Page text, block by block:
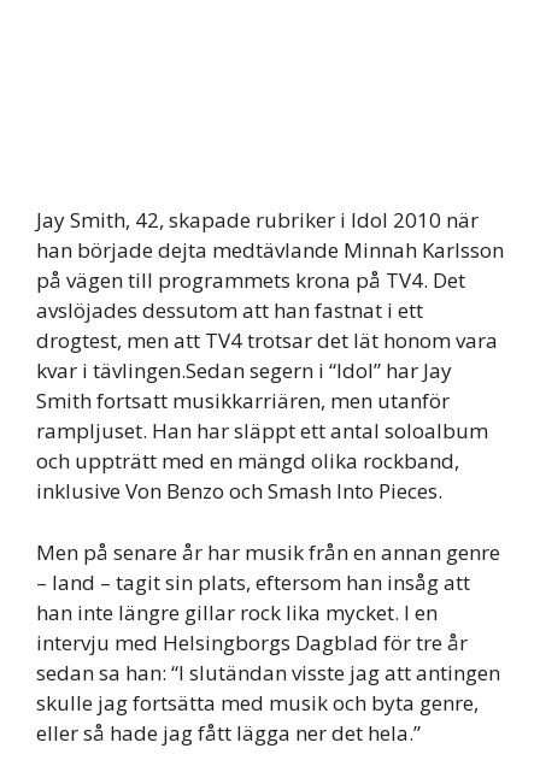
Jay Smith, 42, skapade rubriker i Idol 2010 när
han började dejta medtävlande Minnah Karlsson
på vägen till programmets krona på TV4. Det
avslöjades dessutom att han fastnat i ett
drogtest, men att TV4 trotsar det lät honom vara
kvar i tävlingen.Sedan segern i “Idol” har Jay
Smith fortsatt musikkarriären, men utanför
rampljuset. Han har släppt ett antal soloalbum
och uppträtt med en mängd olika rockband,
inklusive Von Benzo och Smash Into Pieces.
Men på senare år har musik från en annan genre
– land – tagit sin plats, eftersom han insåg att
han inte längre gillar rock lika mycket. I en
intervju med Helsingborgs Dagblad för tre år
sedan sa han: “I slutändan visste jag att antingen
skulle jag fortsätta med musik och byta genre,
eller så hade jag fått lägga ner det hela.”